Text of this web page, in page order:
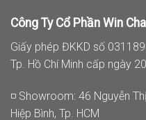
Công Ty Cổ Phần Win
Giấy phép ĐKKD số
Tp. Hồ Chí Minh cấp ngày
◽ Showroom: 46 Nguyễn
Hiệp Bình, Tp. HCM